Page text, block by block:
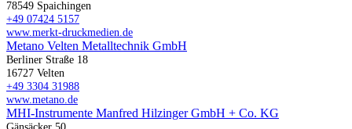
78549 Spaichingen
+49 07424 5157
www.merkt-druckmedien.de
Metano Velten Metalltechnik GmbH
Berliner Straße 18
16727 Velten
+49 3304 31988
www.metano.de
MHI-Instrumente Manfred Hilzinger GmbH + Co. KG
Gänsäcker 50